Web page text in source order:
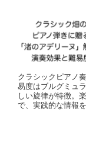
クラシックピアノ
易度はブルグミュ
しい旋律が特徴。
で、実践的な情報